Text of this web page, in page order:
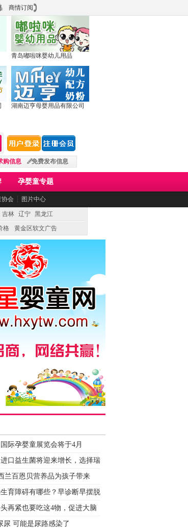
商情订阅
青岛嘟啦咪婴幼儿用品
湖南迈亨母婴用品有限公司
购信息 免费发布信息
孕婴童专题
协会 ┆ 图片中心
吉林 辽宁 黑龙江
格 黄金区软文广告
际孕婴童展览会将于4月
口益生菌将迎来增长，选择瑞
兰百恩贝营养品为孩子带来
育障碍有哪些？早诊断早摆脱
再紧也要吃这4物，促进大脑
尿 可能是尿路感染了